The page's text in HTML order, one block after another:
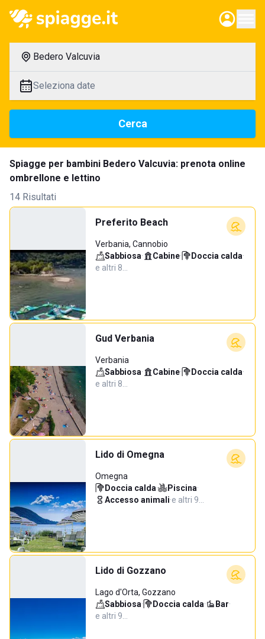
Bedero Valcuvia
Seleziona date
Cerca
Spiagge per bambini Bedero Valcuvia: prenota online
ombrellone e lettino
14 Risultati
Preferito Beach
Verbania, Cannobio
Sabbiosa· Cabine· Doccia calda·
e altri 8…
Gud Verbania
Verbania
Sabbiosa· Cabine· Doccia calda·
e altri 8…
Lido di Omegna
Omegna
Doccia calda· Piscina·
Accesso animali·e altri 9…
Lido di Gozzano
Lago d'Orta, Gozzano
Sabbiosa· Doccia calda· Bar·
e altri 9…